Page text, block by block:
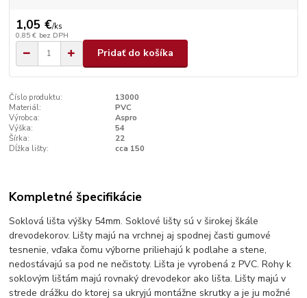
1,05 €/ks
0,85 € bez DPH
Pridať do košíka
Číslo produktu:
13000
Materiál:
PVC
Výrobca:
Aspro
Výška:
54
Šírka:
22
Dĺžka lišty:
cca 150
Kompletné špecifikácie
Soklová lišta výšky 54mm. Soklové lišty sú v širokej škále
drevodekorov. Lišty majú na vrchnej aj spodnej časti gumové
tesnenie, vďaka čomu výborne priliehajú k podlahe a stene,
nedostávajú sa pod ne nečistoty. Lišta je vyrobená z PVC. Rohy k
soklovým lištám majú rovnaký drevodekor ako lišta. Lišty majú v
strede drážku do ktorej sa ukryjú montážne skrutky a je ju možné